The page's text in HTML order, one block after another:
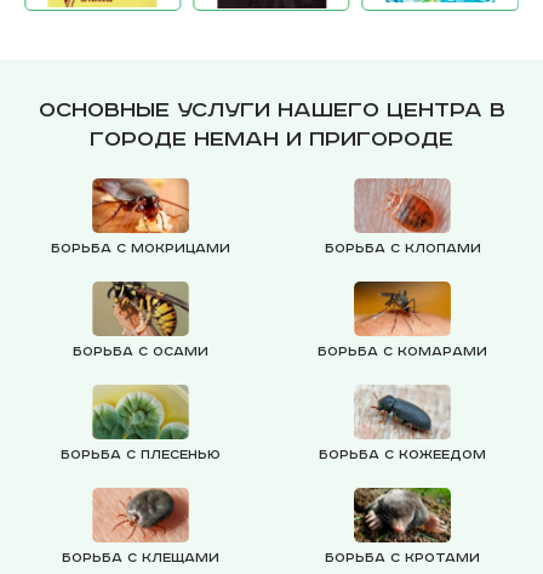
Основные услуги нашего центра в
городе Неман и пригороде
Борьба с мокрицами Борьба с клопами
Борьба с осами Борьба с комарами
Борьба с плесенью Борьба с кожеедом
Борьба с клещами Борьба с кротами